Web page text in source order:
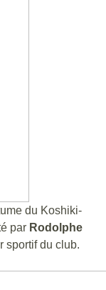
du Koshiki-
par Rodolphe
sportif du club.